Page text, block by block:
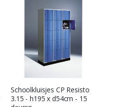
Schoolkluisjes CP Resisto
3.15 - h195 x d54cm - 15